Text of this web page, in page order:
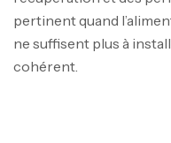
pertinent quand
ne suffisent plus à
cohérent.